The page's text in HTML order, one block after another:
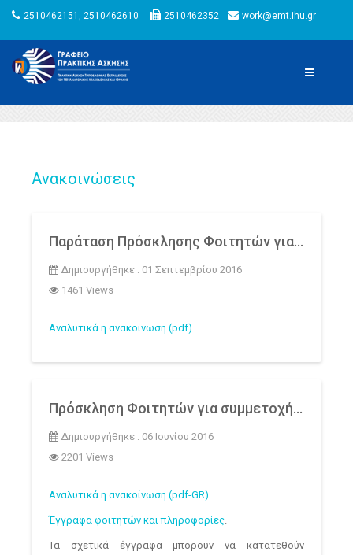
2510462151, 2510462610 2510462352 work@emt.ihu.gr
Ανακοινώσεις
Παράταση Πρόσκλησης Φοιτητών για συμμετοχή στο πρόγραμμα Πρακτικής Άσκησης μέσω ΕΣΠΑ
Δημιουργήθηκε : 01 Σεπτεμβρίου 2016
1461 Views
Αναλυτικά η ανακοίνωση (pdf).
Πρόσκληση Φοιτητών για συμμετοχή στο Πρόγραμμα Πρακτικής Άσκησης μέσω ΕΣΠΑ
Δημιουργήθηκε : 06 Ιουνίου 2016
2201 Views
Αναλυτικά η ανακοίνωση (pdf-GR).
Έγγραφα φοιτητών και πληροφορίες.
Τα σχετικά έγγραφα μπορούν να κατατεθούν